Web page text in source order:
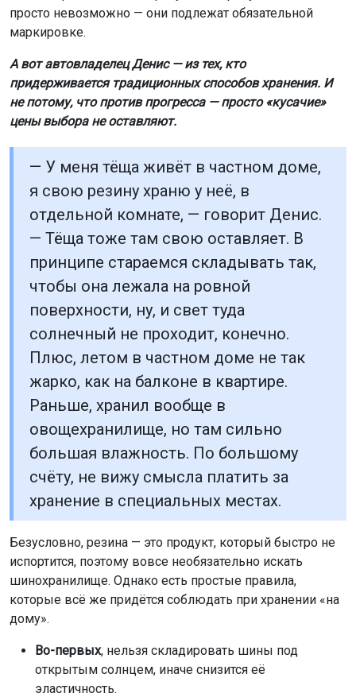
просто невозможно — они подлежат обязательной
маркировке.
А вот автовладелец Денис — из тех, кто
придерживается традиционных способов хранения. И
не потому, что против прогресса — просто «кусачие»
цены выбора не оставляют.
— У меня тёща живёт в частном доме,
я свою резину храню у неё, в
отдельной комнате, — говорит Денис.
— Тёща тоже там свою оставляет. В
принципе стараемся складывать так,
чтобы она лежала на ровной
поверхности, ну, и свет туда
солнечный не проходит, конечно.
Плюс, летом в частном доме не так
жарко, как на балконе в квартире.
Раньше, хранил вообще в
овощехранилище, но там сильно
большая влажность. По большому
счёту, не вижу смысла платить за
хранение в специальных местах.
Безусловно, резина — это продукт, который быстро не
испортится, поэтому вовсе необязательно искать
шинохранилище. Однако есть простые правила,
которые всё же придётся соблюдать при хранении «на
дому».
Во-первых, нельзя складировать шины под
открытым солнцем, иначе снизится её
эластичность.